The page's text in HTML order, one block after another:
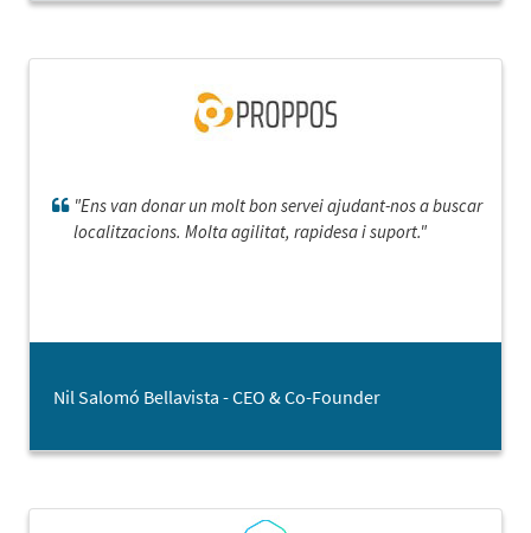
"Ens van donar un molt bon servei ajudant-nos a buscar
localitzacions. Molta agilitat, rapidesa i suport."
Nil Salomó Bellavista - CEO & Co-Founder